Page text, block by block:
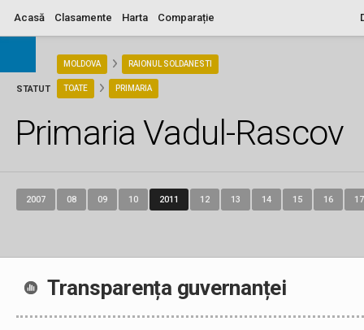
Acasă Clasamente Harta Comparație
STATUT
MOLDOVA RAIONUL SOLDANESTI
TOATE PRIMARIA
Primaria Vadul-Rascov
2007 08 09 10 2011 12 13 14 15 16 17
Transparența guvernanței